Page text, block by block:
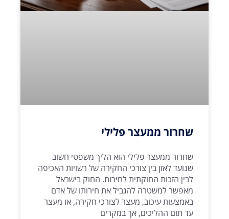
שחרור ממעצר פלילי
שחרור ממעצר פלילי הוא הליך משפטי חשוב
שנועד לאזן בין צורכי החקירה של רשויות האכיפה
לבין הזכות החוקתית לחירות. החוק בישראל
מאפשר למשטרה להגביל את חירותו של אדם
באמצעות עיכוב, מעצר לצורכי חקירה, או מעצר
עד תום ההליכים, אך במקרים